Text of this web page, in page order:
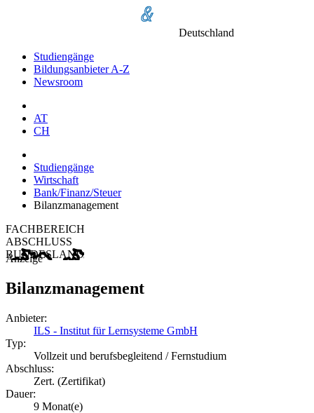
Deutschland
Studiengänge
Bildungsanbieter A-Z
Newsroom
AT
CH
Studiengänge
Wirtschaft
Bank/Finanz/Steuer
Bilanzmanagement
FACHBEREICH
ABSCHLUSS
BUNDESLAND
Anzeige
Bilanzmanagement
Anbieter:
ILS - Institut für Lernsysteme GmbH
Typ:
Vollzeit und berufsbegleitend / Fernstudium
Abschluss:
Zert. (Zertifikat)
Dauer:
9 Monat(e)